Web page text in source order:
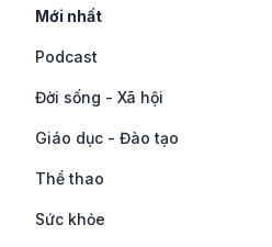
Mới nhất
Podcast
Đời sống - Xã hội
Giáo dục - Đào tạo
Thể thao
Sức khỏe